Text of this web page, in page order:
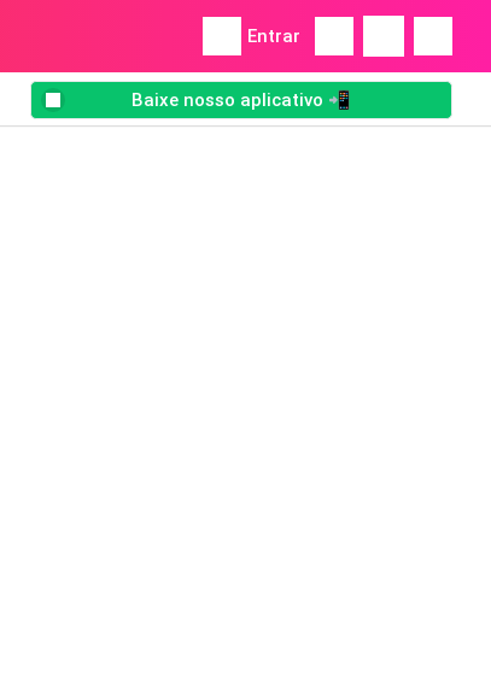
Entrar
Baixe nosso aplicativo 📲